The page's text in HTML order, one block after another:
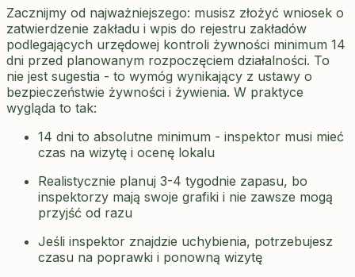
Zacznijmy od najważniejszego: musisz złożyć wniosek o
zatwierdzenie zakładu i wpis do rejestru zakładów
podlegających urzędowej kontroli żywności minimum 14
dni przed planowanym rozpoczęciem działalności. To
nie jest sugestia - to wymóg wynikający z ustawy o
bezpieczeństwie żywności i żywienia. W praktyce
wygląda to tak:
14 dni to absolutne minimum - inspektor musi mieć
czas na wizytę i ocenę lokalu
Realistycznie planuj 3-4 tygodnie zapasu, bo
inspektorzy mają swoje grafiki i nie zawsze mogą
przyjść od razu
Jeśli inspektor znajdzie uchybienia, potrzebujesz
czasu na poprawki i ponowną wizytę